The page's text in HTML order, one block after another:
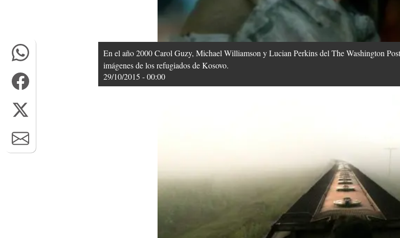
En el año 2000 Carol Guzy, Michael Williamson y Lucian Perkins del The Washington
imágenes de los refugiados de Kosovo.
29/10/2015 - 00:00